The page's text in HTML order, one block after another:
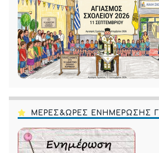
ΜΕΡΕΣ&ΩΡΕΣ ΕΝΗΜΕΡΩΣΗΣ